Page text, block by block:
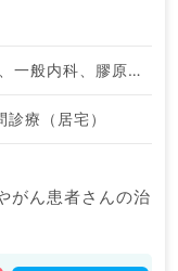
神経内科、リウマチ科、一般内科、膠原病科
療（居宅）
がん患者さんの治
専門医資格を取